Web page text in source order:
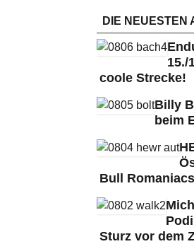
DIE NEUESTEN
15./
coole Strecke!
Billy
beim
Bull
Sturz vor dem